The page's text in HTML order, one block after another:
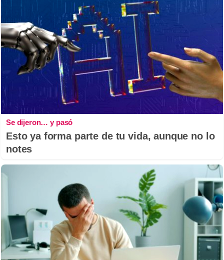
Se dijeron… y pasó
Esto ya forma parte de tu vida, aunque no lo
notes